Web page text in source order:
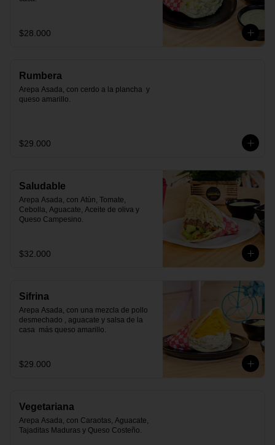
$28.000
Rumbera
Arepa Asada, con cerdo a la plancha  y
queso amarillo.
$29.000
Saludable
Arepa Asada, con Atùn, Tomate,
Cebolla, Aguacate, Aceite de oliva y
Queso Campesino.
$32.000
Sifrina
Arepa Asada, con una mezcla de pollo
desmechado , aguacate y salsa de la
casa  más queso amarillo.
$29.000
Vegetariana
Arepa Asada, con Caraotas, Aguacate,
Tajaditas Maduras y Queso Costeño.